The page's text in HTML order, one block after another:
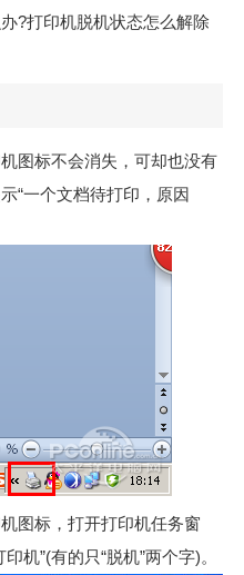
?打印机脱机状态怎么解除
图标不会消失，可却也没有
“一个文档待打印，原因
图标，打开打印机任务窗
机”(有的只“脱机”两个字)。